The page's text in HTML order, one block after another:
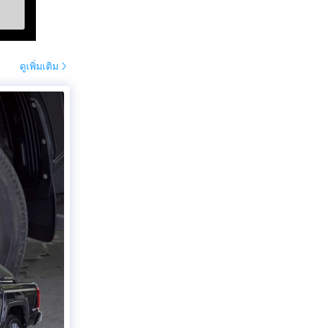
ดูเพิ่มเติม